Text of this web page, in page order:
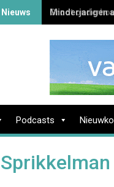
Groot
Podcasts